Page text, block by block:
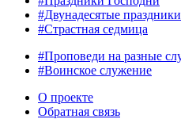
#Двунадесятые праздники
#Страстная седмица
#Проповеди на разные
#Воинское служение
О проекте
Обратная связь